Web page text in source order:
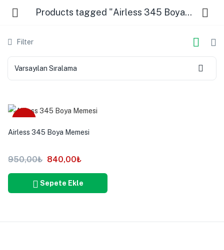
Products tagged "Airless 345 Boya Memesi"
Filter
Varsayılan Sıralama
Airless 345 Boya Memesi
950,00₺ 840,00₺
Sepete Ekle